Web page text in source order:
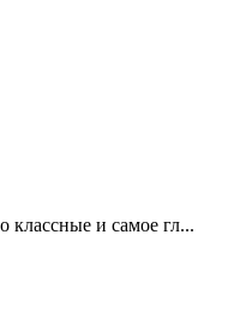
классные и самое гл...